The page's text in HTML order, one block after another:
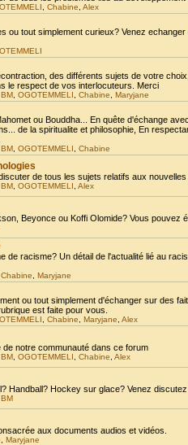
Chabine Alex
ou tout simplement curieux? Venez
des différents sujets de votre
le respect de vos interlocuteurs. Merci
BM OGOTEMMELI Chabine Maryjane
ou Bouddha... En quête d'échange
de la spiritualite et philosophie, En
BM OGOTEMMELI Chabine
de tous les sujets relatifs aux
BM OGOTEMMELI Alex
Beyonce ou Koffi Olomide? Vous
de racisme? Un détail de l'actualité lié au
Chabine Maryjane
ou tout simplement d'échanger sur des
est faite pour vous.
Chabine Maryjane Alex
de notre communauté dans ce forum
BM OGOTEMMELI Chabine Alex
Handball? Hockey sur glace? Venez
BM
aux documents audios et vidéos.
Maryjane